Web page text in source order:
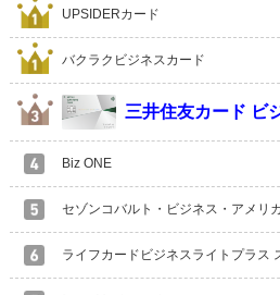
UPSIDERカード
バクラクビジネスカード
三井住友カード ビ
Biz ONE
セゾンコバルト・ビジネス・アメリ
ライフカードビジネスライトプラス